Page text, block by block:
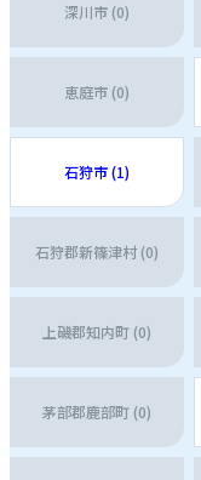
深川市 (0)
恵庭市 (0)
石狩市 (1)
石狩郡新篠津村 (0)
上磯郡知内町 (0)
茅部郡鹿部町 (0)